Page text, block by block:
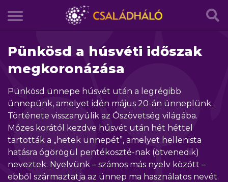
Pünkösd a húsvéti időszak
megkoronázása
Pünkösd ünnepe húsvét után a legrégibb
ünnepünk, amelyet idén május 20-án ünneplünk.
Története visszanyúlik az Ószövetség világába.
Mózes korától kezdve húsvét után hét héttel
tartották a „hetek ünnepét”, amelyet hellenista
hatásra ógörögül pentékoszté-nak (ötvenedik)
neveztek. Nyelvünk – számos más nyelv között –
ebből származtatja az ünnep ma használatos nevét.